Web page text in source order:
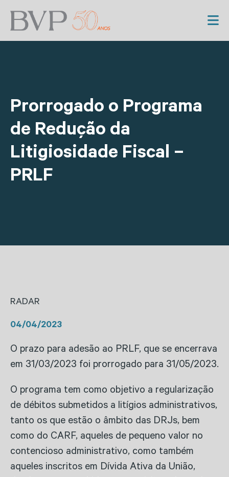
Prorrogado o Programa
de Redução da
Litigiosidade Fiscal –
PRLF
RADAR
04/04/2023
O prazo para adesão ao PRLF, que se encerrava
em 31/03/2023 foi prorrogado para 31/05/2023.
O programa tem como objetivo a regularização
de débitos submetidos a litígios administrativos,
tanto os que estão o âmbito das DRJs, bem
como do CARF, aqueles de pequeno valor no
contencioso administrativo, como também
aqueles inscritos em Dívida Ativa da União,